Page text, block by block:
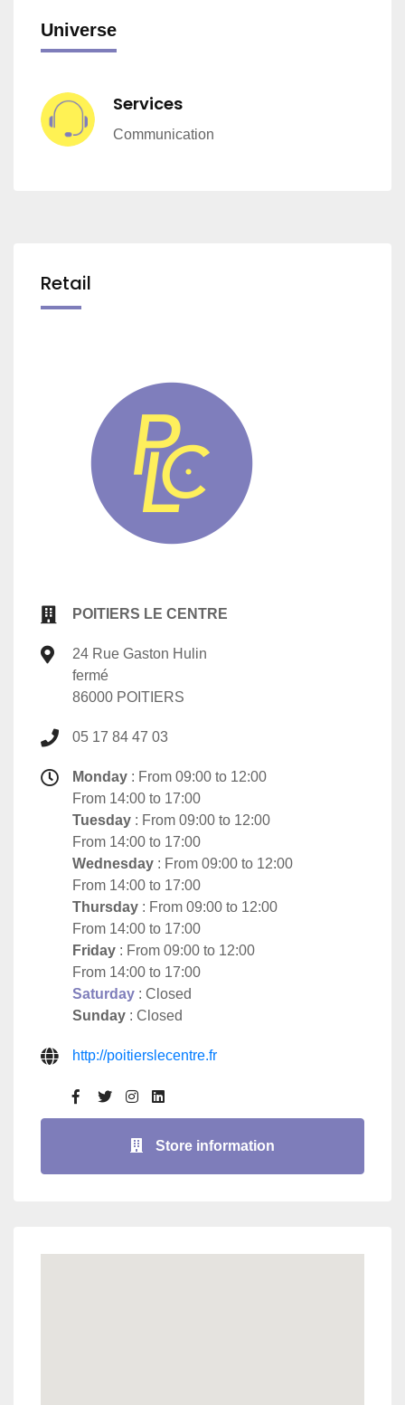
Universe
Services
Communication
Retail
POITIERS LE CENTRE
24 Rue Gaston Hulin
fermé
86000 POITIERS
05 17 84 47 03
Monday : From 09:00 to 12:00
From 14:00 to 17:00
Tuesday : From 09:00 to 12:00
From 14:00 to 17:00
Wednesday : From 09:00 to 12:00
From 14:00 to 17:00
Thursday : From 09:00 to 12:00
From 14:00 to 17:00
Friday : From 09:00 to 12:00
From 14:00 to 17:00
Saturday : Closed
Sunday : Closed
http://poitierslecentre.fr
Store information